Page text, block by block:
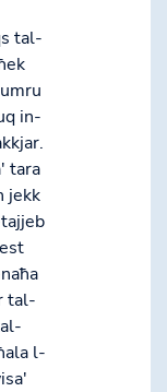
tal-
in-
tara
jekk
tal-
l-